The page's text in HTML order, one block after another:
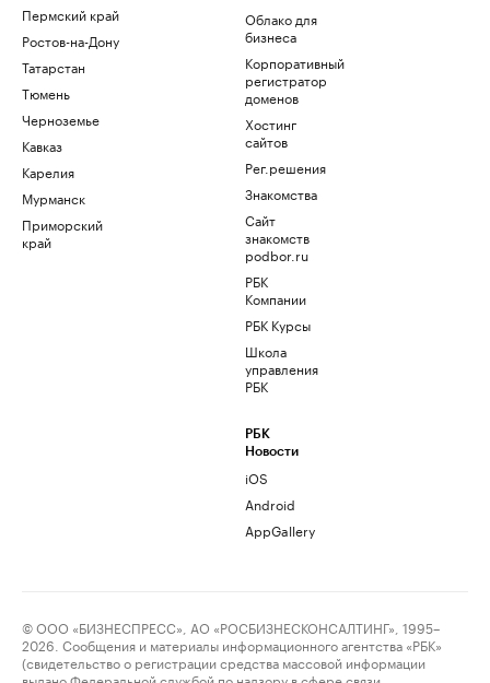
Пермский край
Ростов-на-Дону
Татарстан
Тюмень
Черноземье
Кавказ
Карелия
Мурманск
Приморский
край
Облако для
бизнеса
Корпоративный
регистратор
доменов
Хостинг
сайтов
Рег.решения
Знакомства
Сайт
знакомств
podbor.ru
РБК
Компании
РБК Курсы
Школа
управления
РБК
РБК
Новости
iOS
Android
AppGallery
© ООО «БИЗНЕСПРЕСС», АО «РОСБИЗНЕСКОНСАЛТИНГ», 1995–
2026. Сообщения и материалы информационного агентства «РБК»
(свидетельство о регистрации средства массовой информации